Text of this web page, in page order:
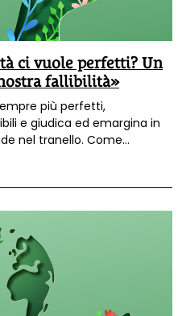
ci vuole perfetti? Un
fallibilità»
più perfetti,
e giudica ed emargina in
nel tranello. Come
Facilitatori.